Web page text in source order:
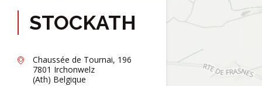
STOCKATH
Chaussée de Tournai, 196
7801 Irchonwelz
(Ath) Belgique